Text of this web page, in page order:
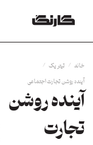
خانه / تیتر یک /
آینده روشن تجارت اجتماعی
آینده روشن
تجارت